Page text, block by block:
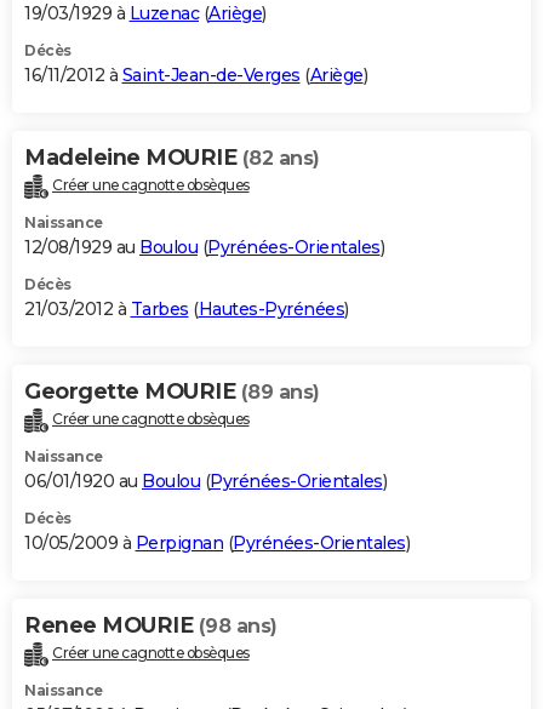
19/03/1929 à Luzenac(Ariège)
Décès
16/11/2012 à Saint-Jean-de-Verges (Ariège)
Madeleine MOURIE (82 ans)
Créer une cagnotte obsèques
Naissance
12/08/1929 au Boulou (Pyrénées-Orientales)
Décès
21/03/2012 à Tarbes (Hautes-Pyrénées)
Georgette MOURIE (89 ans)
Créer une cagnotte obsèques
Naissance
06/01/1920 au Boulou (Pyrénées-Orientales)
Décès
10/05/2009 à Perpignan (Pyrénées-Orientales)
Renee MOURIE (98 ans)
Créer une cagnotte obsèques
Naissance